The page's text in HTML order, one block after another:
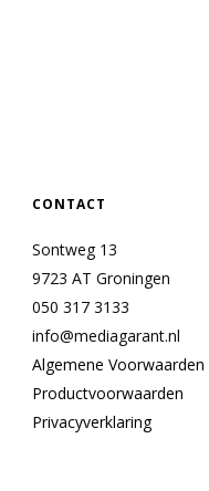
CONTACT
Sontweg 13
9723 AT Groningen
050 317 3133
info@mediagarant.nl
Algemene Voorwaarden
Productvoorwaarden
Privacyverklaring